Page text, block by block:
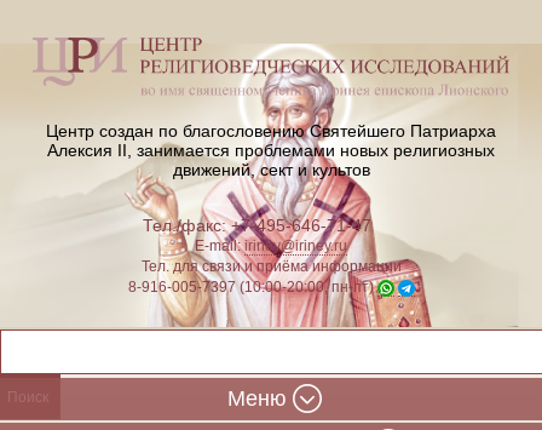
Центр создан по благословению Святейшего Патриарха
Алексия II, занимается проблемами новых религиозных
движений, сект и культов
Тел./факс: +7-495-646-71-47
E-mail:iriney@iriney.ru
Тел. для связи и приёма информации
8-916-005-7397 (10:00-20:00, пн-пт)
Меню